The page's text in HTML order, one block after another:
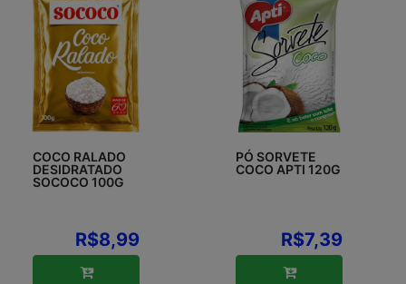
COCO RALADO
DESIDRATADO
SOCOCO 100G
R$8,99
PÓ SORVETE
COCO APTI 120G
R$7,39